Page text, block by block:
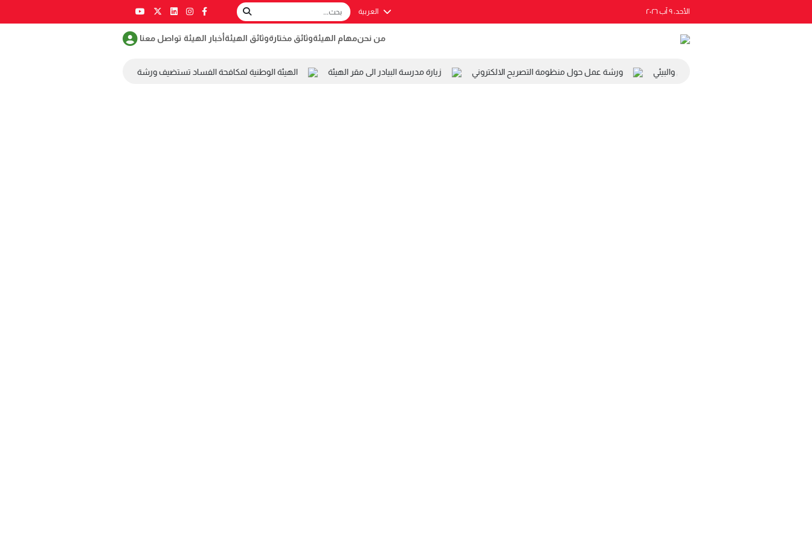
الأحد، ٩ آب ٢٠٢٦ العربية
من نحنمهام الهيئةوثائق مختارةوثائق الهيئةأخبار الهيئة تواصل معنا
رئيس المجلس الاقتصادي والاجتماعي والبيئي ورشة عمل حول منظومة التصريح الالكتروني زيارة مدرسة البيادر الى مقر الهيئة الهيئة الوطنية لمكافحة الفساد تستضيف ورشة عمل ضمن مسابقة طلابية لمكافحة